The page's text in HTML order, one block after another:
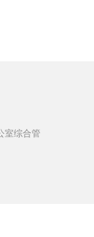
室综合管